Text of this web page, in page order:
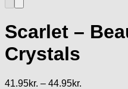
Scarlet –
Crystals
41.95kr. – 44.95kr.